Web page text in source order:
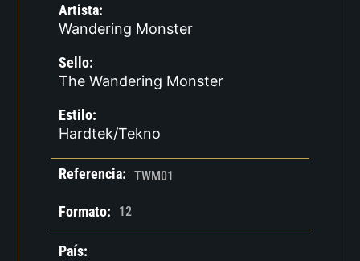
Artista:
Wandering Monster
Sello:
The Wandering Monster
Estilo:
Hardtek/Tekno
Referencia: TWM01
Formato: 12
País: